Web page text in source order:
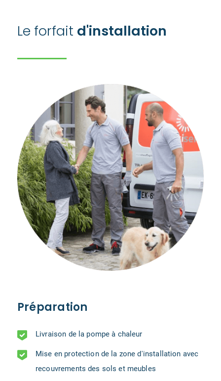
Le forfait d'installation
Préparation
Livraison de la pompe à chaleur
Mise en protection de la zone d'installation avec
recouvrements des sols et meubles